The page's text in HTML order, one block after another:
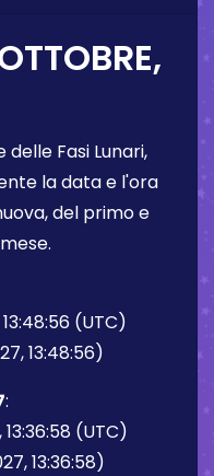
Fasi Lunari,
la data e l'ora
del primo e
(UTC)
13:48:56)
:
(UTC)
13:36:58)